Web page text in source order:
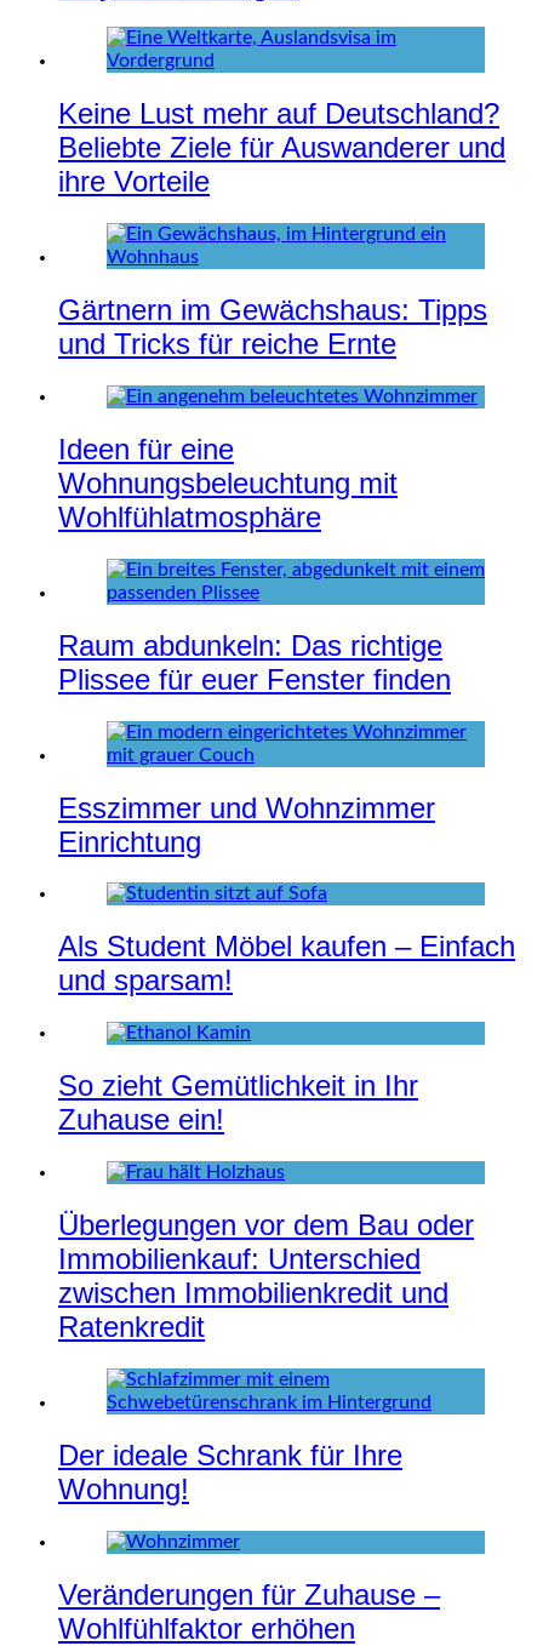
Keine Lust mehr auf Deutschland?
Beliebte Ziele für Auswanderer und
ihre Vorteile
Gärtnern im Gewächshaus: Tipps
und Tricks für reiche Ernte
Ideen für eine
Wohnungsbeleuchtung mit
Wohlfühlatmosphäre
Raum abdunkeln: Das richtige
Plissee für euer Fenster finden
Esszimmer und Wohnzimmer
Einrichtung
Als Student Möbel kaufen – Einfach
und sparsam!
So zieht Gemütlichkeit in Ihr
Zuhause ein!
Überlegungen vor dem Bau oder
Immobilienkauf: Unterschied
zwischen Immobilienkredit und
Ratenkredit
Der ideale Schrank für Ihre
Wohnung!
Veränderungen für Zuhause –
Wohlfühlfaktor erhöhen